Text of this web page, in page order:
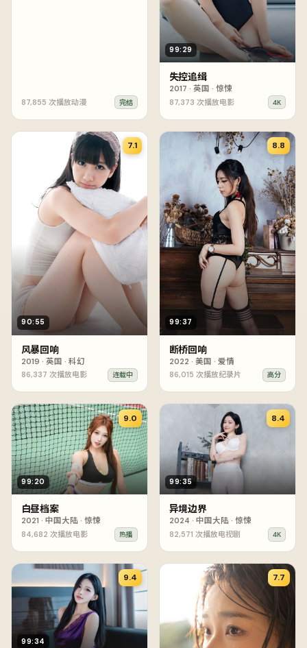
87,855 次播放动漫 完结
99:29
失控追缉
2017 · 英国 · 惊悚
87,373 次播放电影 4K
90:55
7.1
风暴回响
2019 · 英国 · 科幻
86,337 次播放电影 连载中
99:37
8.8
断桥回响
2022 · 美国 · 爱情
86,015 次播放纪录片 高分
99:20
9.0
白昼档案
2021 · 中国大陆· 惊悚
84,682 次播放电影 热播
99:35
8.4
异境边界
2024 · 中国大陆· 惊悚
82,571 次播放电视剧 4K
99:34
9.4 7.7